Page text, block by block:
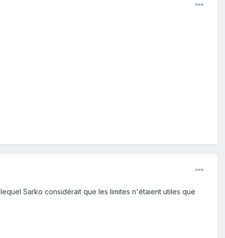
Sarko considérait que les limites n'étaient utiles que